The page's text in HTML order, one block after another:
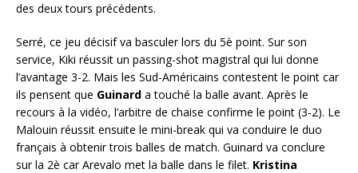
des deux tours précédents.
Serré, ce jeu décisif va basculer lors du 5è point. Sur son
service, Kiki réussit un passing-shot magistral qui lui donne
l’avantage 3-2. Mais les Sud-Américains contestent le point car
ils pensent que Guinard a touché la balle avant. Après le
recours à la vidéo, l’arbitre de chaise confirme le point (3-2). Le
Malouin réussit ensuite le mini-break qui va conduire le duo
français à obtenir trois balles de match. Guinard va conclure
sur la 2è car Arevalo met la balle dans le filet. Kristina